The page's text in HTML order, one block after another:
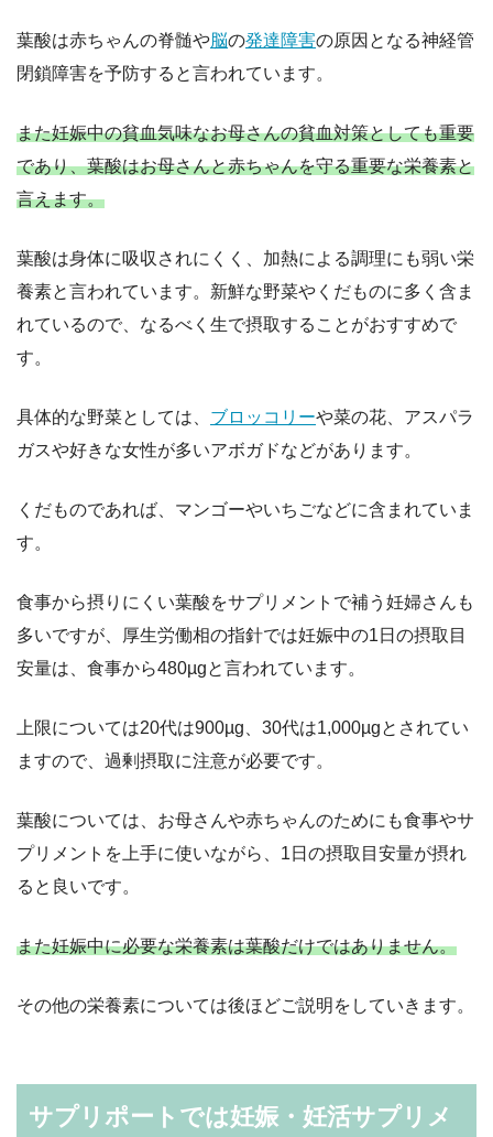
葉酸は赤ちゃんの脊髄や脳の発達障害の原因となる神経管
閉鎖障害を予防すると言われています。
また妊娠中の貧血気味なお母さんの貧血対策としても重要
であり、葉酸はお母さんと赤ちゃんを守る重要な栄養素と
言えます。
葉酸は身体に吸収されにくく、加熱による調理にも弱い栄
養素と言われています。新鮮な野菜やくだものに多く含ま
れているので、なるべく生で摂取することがおすすめで
す。
具体的な野菜としては、 ブロッコリーや菜の花、アスパラ
ガスや好きな女性が多いアボガドなどがあります。
くだものであれば、マンゴーやいちごなどに含まれていま
す。
食事から摂りにくい葉酸をサプリメントで補う妊婦さんも
多いですが、厚生労働相の指針では妊娠中の1日の摂取目
安量は、食事から480µgと言われています。
上限については20代は900µg、30代は1,000µgとされてい
ますので、過剰摂取に注意が必要です。
葉酸については、お母さんや赤ちゃんのためにも食事やサ
プリメントを上手に使いながら、1日の摂取目安量が摂れ
ると良いです。
また妊娠中に必要な栄養素は葉酸だけではありません。
その他の栄養素については後ほどご説明をしていきます。
サプリポートでは妊娠・妊活サプリメ